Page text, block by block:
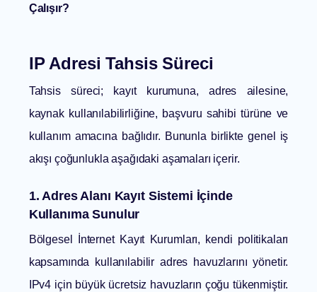
Çalışır?
IP Adresi Tahsis Süreci
Tahsis süreci; kayıt kurumuna, adres ailesine,
kaynak kullanılabilirliğine, başvuru sahibi türüne ve
kullanım amacına bağlıdır. Bununla birlikte genel iş
akışı çoğunlukla aşağıdaki aşamaları içerir.
1. Adres Alanı Kayıt Sistemi İçinde
Kullanıma Sunulur
Bölgesel İnternet Kayıt Kurumları, kendi politikaları
kapsamında kullanılabilir adres havuzlarını yönetir.
IPv4 için büyük ücretsiz havuzların çoğu tükenmiştir.